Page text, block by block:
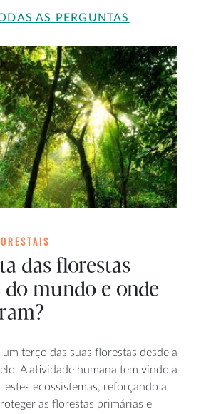
AS PERGUNTAS
das florestas
mundo e onde
terço das suas florestas desde a
A atividade humana tem vindo a
ecossistemas, reforçando a
as florestas primárias e